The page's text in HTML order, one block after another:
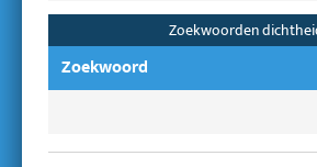
Zoekwoorden
Zoekwoord